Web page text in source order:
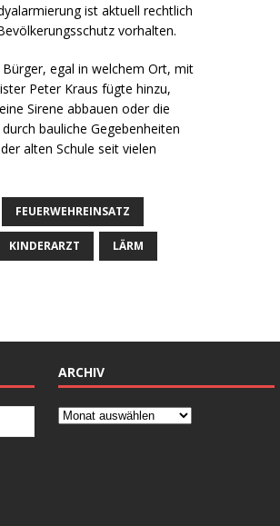
ist aktuell rechtlich
vorhalten.
egal in welchem Ort, mit
Peter Kraus fügte hinzu,
Sirene abbauen oder die
bauliche Gegebenheiten
alten Schule seit vielen
FEUERWEHREINSATZ
KINDERARZT LÄRM
ARCHIV